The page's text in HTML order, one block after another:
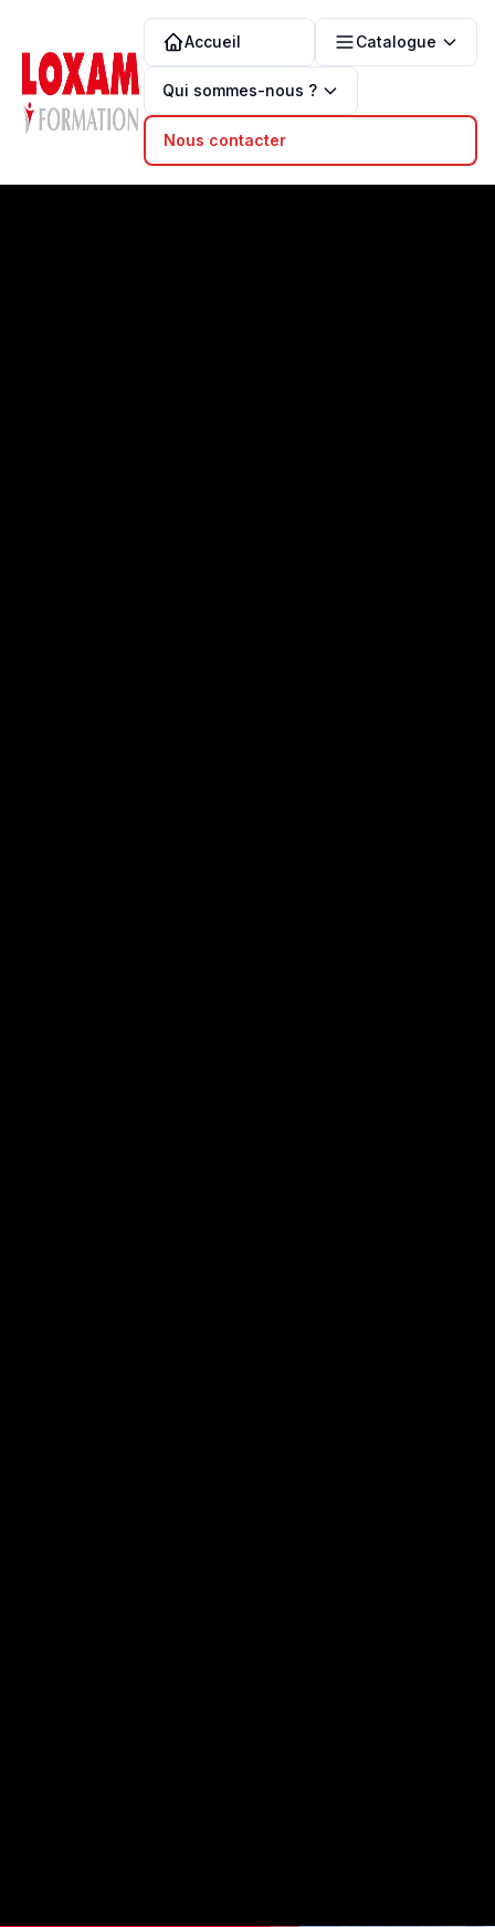
Accueil Catalogue
Qui sommes-nous ?
Nous contacter